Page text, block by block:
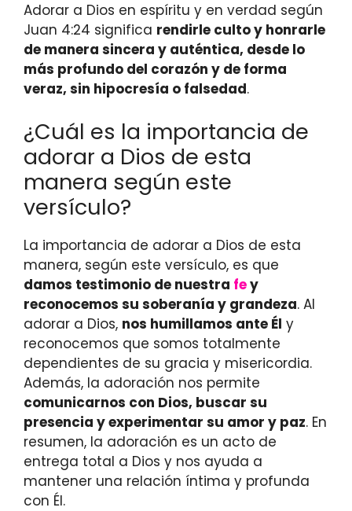
Adorar a Dios en espíritu y en verdad según
Juan 4:24 significa rendirle culto y honrarle
de manera sincera y auténtica, desde lo
más profundo del corazón y de forma
veraz, sin hipocresía o falsedad.
¿Cuál es la importancia de
adorar a Dios de esta
manera según este
versículo?
La importancia de adorar a Dios de esta
manera, según este versículo, es que
damos testimonio de nuestra fey
reconocemos su soberanía y grandeza. Al
adorar a Dios, nos humillamos ante Él y
reconocemos que somos totalmente
dependientes de su gracia y misericordia.
Además, la adoración nos permite
comunicarnos con Dios, buscar su
presencia y experimentar su amor y paz. En
resumen, la adoración es un acto de
entrega total a Dios y nos ayuda a
mantener una relación íntima y profunda
con Él.